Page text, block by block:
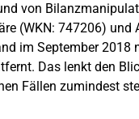
von
(WKN: 747206) und
im September
Das lenkt den
Fällen zumindest